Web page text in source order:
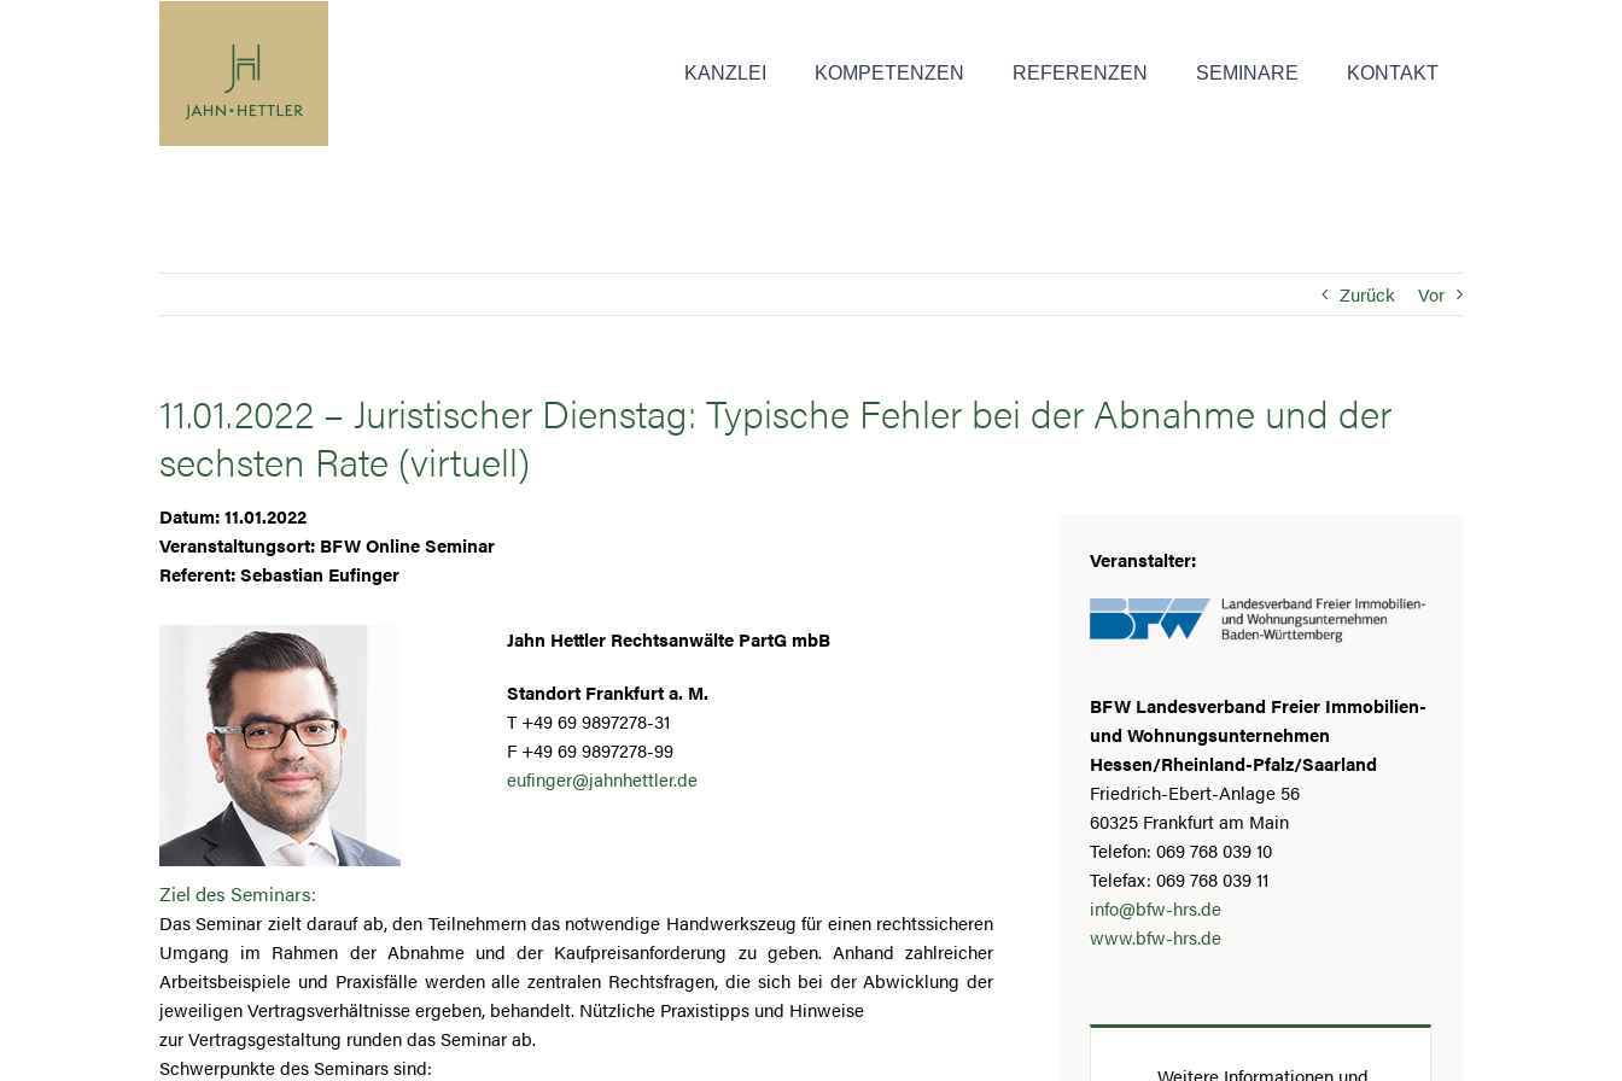
KANZLEI KOMPETENZEN REFERENZEN SEMINARE KONTAKT
Zurück Vor
11.01.2022 – Juristischer Dienstag: Typische Fehler bei der Abnahme und der
sechsten Rate (virtuell)
Datum: 11.01.2022
Veranstaltungsort: BFW Online Seminar
Referent: Sebastian Eufinger
Jahn Hettler Rechtsanwälte PartG mbB
Standort Frankfurt a. M.
T +49 69 9897278-31
F +49 69 9897278-99
eufinger@jahnhettler.de
Ziel des Seminars:
Das Seminar zielt darauf ab, den Teilnehmern das notwendige Handwerkszeug für einen rechtssicheren
Umgang im Rahmen der Abnahme und der Kaufpreisanforderung zu geben. Anhand zahlreicher
Arbeitsbeispiele und Praxisfälle werden alle zentralen Rechtsfragen, die sich bei der Abwicklung der
jeweiligen Vertragsverhältnisse ergeben, behandelt. Nützliche Praxistipps und Hinweise
zur Vertragsgestaltung runden das Seminar ab.
Schwerpunkte des Seminars sind:
Veranstalter:
BFW Landesverband Freier Immobilien-
und Wohnungsunternehmen
Hessen/Rheinland-Pfalz/Saarland
Friedrich-Ebert-Anlage 56
60325 Frankfurt am Main
Telefon: 069 768 039 10
Telefax: 069 768 039 11
info@bfw-hrs.de
www.bfw-hrs.de
Weitere Informationen und